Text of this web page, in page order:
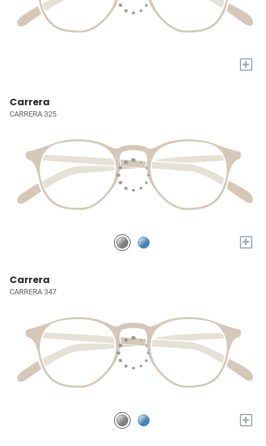
+
Carrera
CARRERA 325
+
Carrera
CARRERA 347
+